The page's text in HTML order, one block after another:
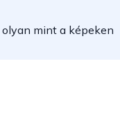
olyan mint a képeken